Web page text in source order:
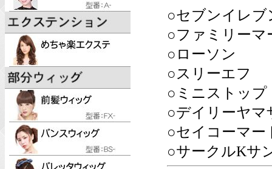
○セブンイレブ
○ファミリーマ
○ローソン
○スリーエフ
○ミニストップ
○デイリーヤマ
○セイコーマー
○サークルKサ